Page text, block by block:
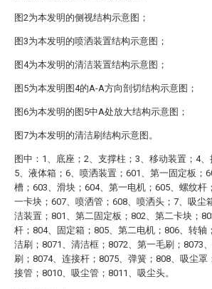
图2为本发明的侧视结构示意图；
图3为本发明的喷洒装置结构示意图；
图4为本发明的清洁装置结构示意图；
图5为本发明图4的A-A方向剖切结构示意图；
图6为本发明的图5中A处放大结构示意图；
图7为本发明的清洁刷结构示意图。
图中：1、底座；2、支撑柱；3、移动装置；4、
5、液体箱；6、喷洒装置；601、第一固定板；
槽；603、滑块；604、第一电机；605、螺纹杆
一卡块；607、喷洒管；608、喷洒头；7、吸尘
洁装置；801、第二固定板；802、第二卡块；
杆；804、固定箱；805、第二电机；806、转轴
洁刷；8071、清洁框；8072、第一毛刷；8073
刷；8074、连接杆；8075、弹簧；808、吸尘罩
接管；8010、吸尘管；8011、吸尘头。